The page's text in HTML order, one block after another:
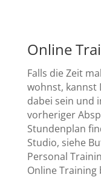
Online
Falls die Zeit
wohnst, kannst
dabei sein und
vorheriger
Stundenplan
Studio, siehe
Personal
Online Training